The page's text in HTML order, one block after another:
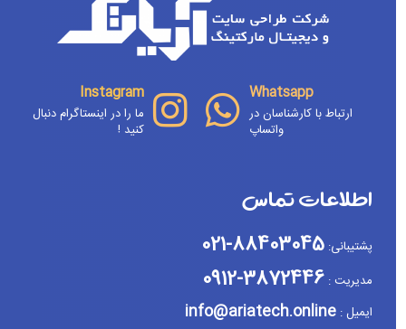
Whatsapp
ارتباط با کارشناسان در
واتساپ
Instagram
ما را در اینستاگرام دنبال
کنید !
اطلاعات تماس
پشتیبانی:88403045-021
مدیریت :3872446-0912
ایمیل :info@ariatech.online